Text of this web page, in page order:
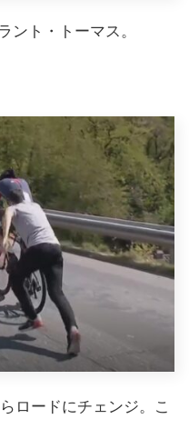
ント・トーマス。
ロードにチェンジ。こ